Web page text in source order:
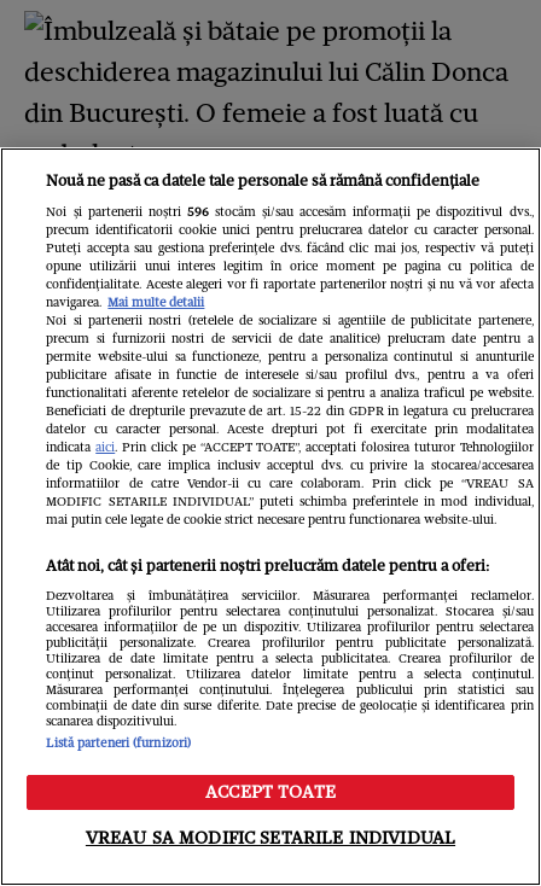
Îmbulzeală și bătaie pe promoții la
deschiderea magazinului lui Călin
Donca din București. O femeie a fost
luată cu ambulanța
Fanatik
Cine este românca angajată la PSG,
cel mai puternic club din Europa.
Tânăra explică de ce fotbalul
românesc este mult în spatele celui
din Occident
GSP.ro
Meniu Caută
Nouă ne pasă ca datele tale personale să rămână confidențiale
Noi și partenerii noștri 596stocăm și/sau accesăm informații pe dispozitivul dvs.,
precum identificatorii cookie unici pentru prelucrarea datelor cu caracter personal.
Puteți accepta sau gestiona preferințele dvs. făcând clic mai jos, respectiv vă puteți
opune utilizării unui interes legitim în orice moment pe pagina cu politica de
confidențialitate. Aceste alegeri vor fi raportate partenerilor noștri și nu vă vor afecta
navigarea. Mai multe detalii
Noi si partenerii nostri (retelele de socializare si agentiile de publicitate partenere,
precum si furnizorii nostri de servicii de date analitice) prelucram date pentru a
permite website-ului sa functioneze, pentru a personaliza continutul si anunturile
publicitare afisate in functie de interesele si/sau profilul dvs., pentru a va oferi
functionalitati aferente retelelor de socializare si pentru a analiza traficul pe website.
Beneficiati de drepturile prevazute de art. 15-22 din GDPR in legatura cu prelucrarea
datelor cu caracter personal. Aceste drepturi pot fi exercitate prin modalitatea
indicataaici. Prin click pe “ACCEPT TOATE”, acceptati folosirea tuturor Tehnologiilor
de tip Cookie, care implica inclusiv acceptul dvs. cu privire la stocarea/accesarea
informatiilor de catre Vendor-ii cu care colaboram. Prin click pe “VREAU SA
MODIFIC SETARILE INDIVIDUAL” puteti schimba preferintele in mod individual,
mai putin cele legate de cookie strict necesare pentru functionarea website-ului.
Atât noi, cât și partenerii noștri prelucrăm datele pentru a oferi:
Dezvoltarea și îmbunătățirea serviciilor. Măsurarea performanței reclamelor.
Utilizarea profilurilor pentru selectarea conținutului personalizat. Stocarea și/sau
accesarea informațiilor de pe un dispozitiv. Utilizarea profilurilor pentru selectarea
publicității personalizate. Crearea profilurilor pentru publicitate personalizată.
Utilizarea de date limitate pentru a selecta publicitatea. Crearea profilurilor de
conținut personalizat. Utilizarea datelor limitate pentru a selecta conținutul.
Măsurarea performanței conținutului. Înțelegerea publicului prin statistici sau
combinații de date din surse diferite. Date precise de geolocație și identificarea prin
scanarea dispozitivului.
Listă parteneri (furnizori)
ACCEPT TOATE
VREAU SA MODIFIC SETARILE INDIVIDUAL